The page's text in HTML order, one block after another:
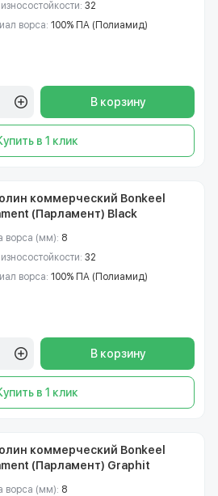
32
ворса: 100% ПА (Полиамид)
В корзину
в 1 клик
коммерческий Bonkeel
(Парламент) Black
ворса (мм): 8
32
ворса: 100% ПА (Полиамид)
В корзину
в 1 клик
коммерческий Bonkeel
(Парламент) Graphit
ворса (мм): 8